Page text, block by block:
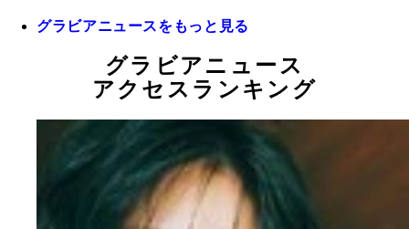
グラビアニュースをもっと見る
グラビアニュース
アクセスランキング